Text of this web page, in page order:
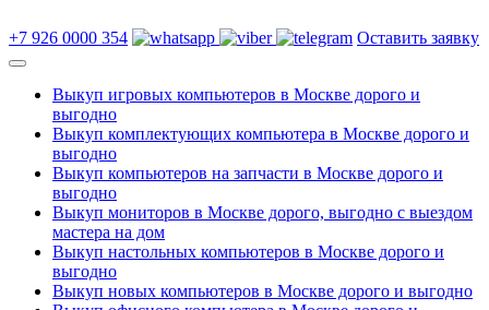
+7 926 0000 354 Оставить заявку
Выкуп игровых компьютеров в Москве дорого и
выгодно
Выкуп комплектующих компьютера в Москве дорого и
выгодно
Выкуп компьютеров на запчасти в Москве дорого и
выгодно
Выкуп мониторов в Москве дорого, выгодно с выездом
мастера на дом
Выкуп настольных компьютеров в Москве дорого и
выгодно
Выкуп новых компьютеров в Москве дорого и выгодно